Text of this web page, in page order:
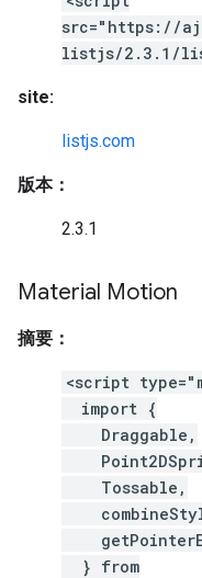
src="https://
listjs/2.3.1/
site:
listjs.com
版本：
2.3.1
Material Motion
摘要：
<script
import {
Draggable,
Tossable,
} from